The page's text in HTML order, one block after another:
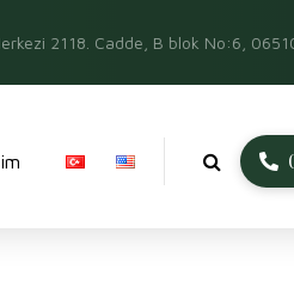
2118. Cadde, B blok No:6,